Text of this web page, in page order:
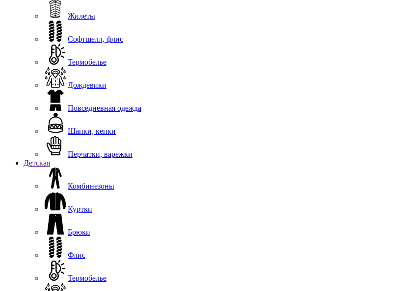
Жилеты
Софтшелл, флис
Термобелье
Дождевики
Повседневная одежда
Шапки, кепки
Перчатки, варежки
Детская
Комбинезоны
Куртки
Брюки
Флис
Термобелье